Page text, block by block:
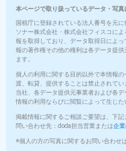
本ページで取り扱っているデータ・写真
国税庁に登録されている法人番号を元
ソナー株式会社・株式会社フィスコに
報を取得しており、データ取得日によ
報の著作権その他の権利は各データ提
ます。
個人の利用に関する目的以外で本情報
渡、転貸、提供することは禁止されてい
当社、各データ提供元事業者および各
情報の利用ならびに閲覧によって生じた
掲載情報に関するご相談ご要望は、下記
問い合わせ先：doda担当営業または企
※個人の方の写真に関するお問い合わせ